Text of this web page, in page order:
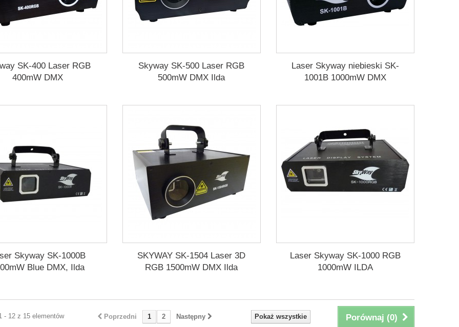
SK-400 Laser RGB
400mW DMX
Skyway SK-500 Laser RGB
500mW DMX Ilda
Laser Skyway niebieski SK-
1001B 1000mW DMX
Skyway SK-1000B
Blue DMX, Ilda
SKYWAY SK-1504 Laser 3D
RGB 1500mW DMX Ilda
Laser Skyway SK-1000 RGB
1000mW ILDA
Porównaj (0)
Pokaż wszystkie
Poprzedni 1 2 Następny
- 12 z 15 elementów